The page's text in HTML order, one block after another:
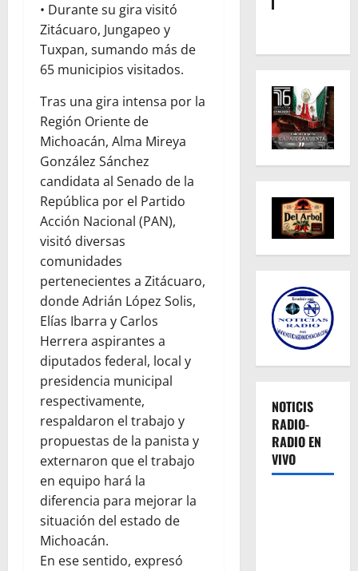
• Durante su gira visitó
Zitácuaro, Jungapeo y
Tuxpan, sumando más de
65 municipios visitados.
Tras una gira intensa por la
Región Oriente de
Michoacán, Alma Mireya
González Sánchez
candidata al Senado de la
República por el Partido
Acción Nacional (PAN),
visitó diversas
comunidades
pertenecientes a Zitácuaro,
donde Adrián López Solis,
Elías Ibarra y Carlos
Herrera aspirantes a
diputados federal, local y
presidencia municipal
respectivamente,
respaldaron el trabajo y
propuestas de la panista y
externaron que el trabajo
en equipo hará la
diferencia para mejorar la
situación del estado de
Michoacán.
En ese sentido, expresó
NOTICIS
RADIO-
RADIO EN
VIVO